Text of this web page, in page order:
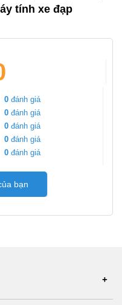
tính xe đạp
0 đánh giá
0 đánh giá
0 đánh giá
0 đánh giá
0 đánh giá
bạn